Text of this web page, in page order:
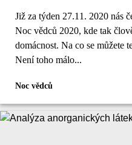
Již za týden 27.11. 2020 nás
Noc vědců 2020, kde tak
domácnost. Na co se můžete
Není toho málo...
Noc vědců